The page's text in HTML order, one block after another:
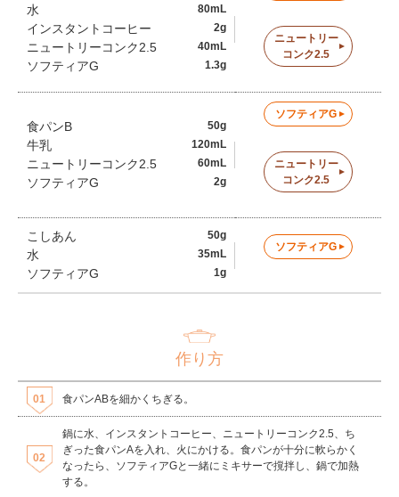
水 80mL
インスタントコーヒー 2g
ニュートリーコンク2.5 40mL
ソフティアG 1.3g
ニュートリー
コンク2.5
食パンB 50g
牛乳 120mL
ニュートリーコンク2.5 60mL
ソフティアG 2g
ソフティアG
ニュートリー
コンク2.5
こしあん 50g
水 35mL
ソフティアG 1g
ソフティアG
作り方
食パンABを細かくちぎる。
鍋に水、インスタントコーヒー、ニュートリーコンク2.5、ち
ぎった食パンAを入れ、火にかける。食パンが十分に軟らかく
なったら、ソフティアGと一緒にミキサーで撹拌し、鍋で加熱
する。